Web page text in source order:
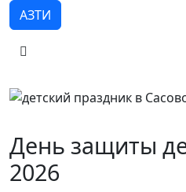
АЗТИ
День защиты
2026